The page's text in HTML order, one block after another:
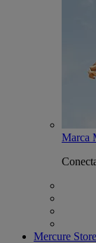
Marca
Mercure Store